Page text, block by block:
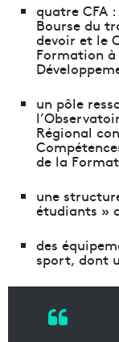
quatre CFA
Bourse du
devoir et le
Formation à
un pôle
Régional
de la
une
étudiants »
des
sport, dont